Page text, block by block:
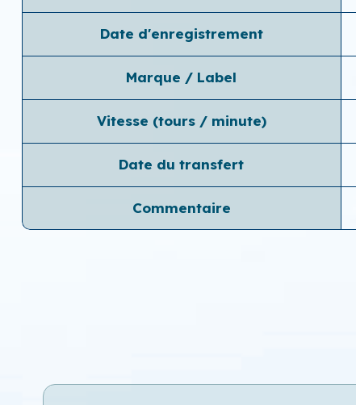
Date d'enregistrement
Marque / Label
Vitesse (tours / minute)
Date du transfert
Commentaire